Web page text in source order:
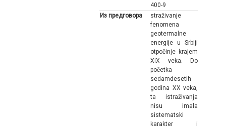
400-9
Из предговора
straživanje
fenomena
geotermalne
energije u Srbiji
otpočinje krajem
XIX veka. Do
početka
sedamdesetih
godina XX veka,
ta istraživanja
nisu imala
sistematski
karakter i